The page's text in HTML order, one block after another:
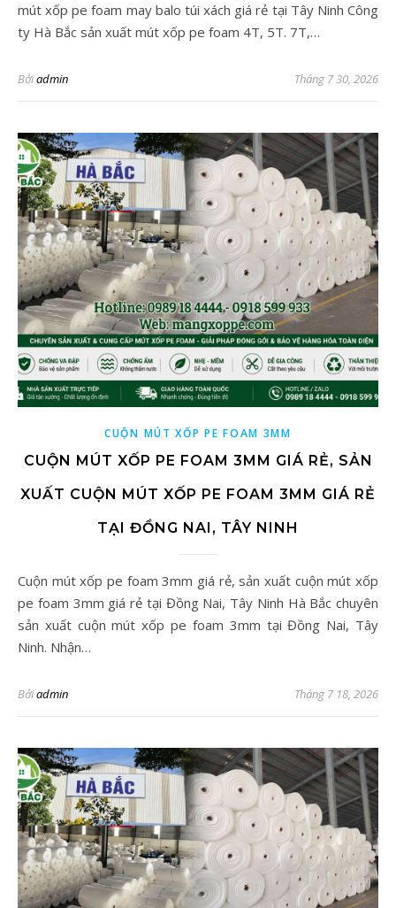
mút xốp pe foam may balo túi xách giá rẻ tại Tây Ninh Công
ty Hà Bắc sản xuất mút xốp pe foam 4T, 5T. 7T,…
Bởiadmin Tháng 7 30, 2026
CUỘN MÚT XỐP PE FOAM 3MM
CUỘN MÚT XỐP PE FOAM 3MM GIÁ RẺ, SẢN
XUẤT CUỘN MÚT XỐP PE FOAM 3MM GIÁ RẺ
TẠI ĐỒNG NAI, TÂY NINH
Cuộn mút xốp pe foam 3mm giá rẻ, sản xuất cuộn mút xốp
pe foam 3mm giá rẻ tại Đồng Nai, Tây Ninh Hà Bắc chuyên
sản xuất cuộn mút xốp pe foam 3mm tại Đồng Nai, Tây
Ninh. Nhận…
Bởiadmin Tháng 7 18, 2026